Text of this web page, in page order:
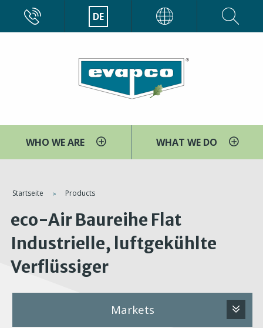
Direkt
Inhalt
DE
WHO WE ARE WHAT WE DO
You
here
Startseite Products
eco-Air Baureihe Flat
Industrielle, luftgekühlte
Verflüssiger
Markets